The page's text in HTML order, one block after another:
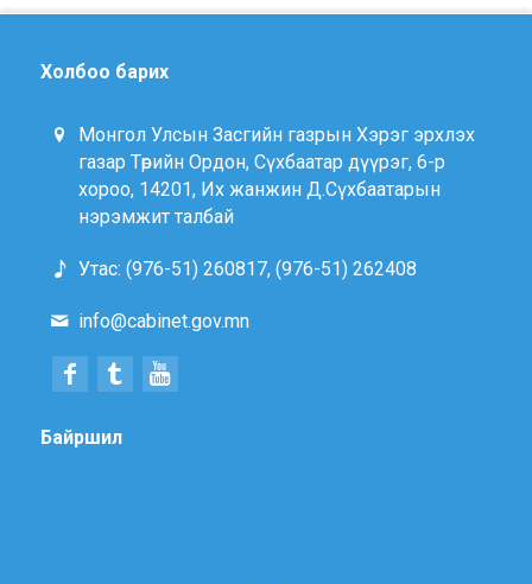
Холбоо барих
Монгол Улсын Засгийн газрын Хэрэг эрхлэх
газар Төрийн Ордон, Сүхбаатар дүүрэг, 6-р
хороо, 14201, Их жанжин Д.Сүхбаатарын
нэрэмжит талбай
Утас: (976-51) 260817, (976-51) 262408
info@cabinet.gov.mn
Байршил